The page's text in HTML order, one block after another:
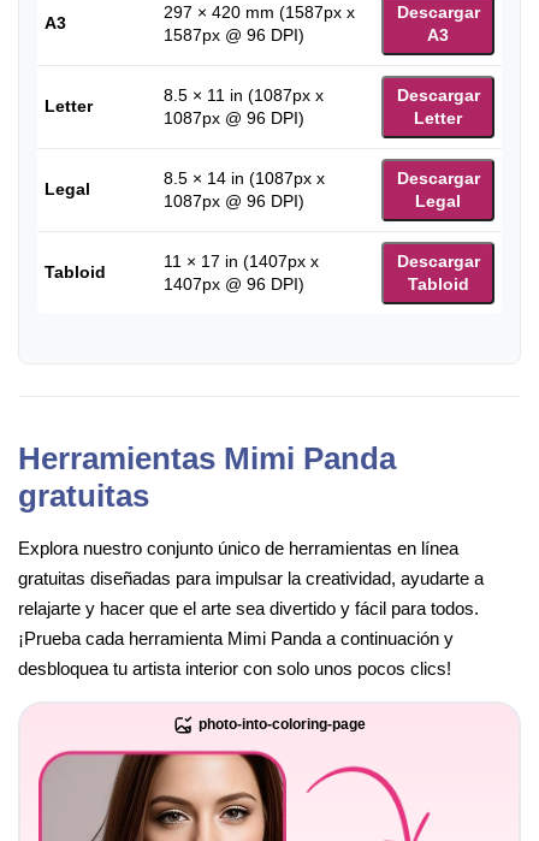
A3
297 × 420 mm (1587px x
1587px @ 96 DPI)
Descargar
A3
Letter
8.5 × 11 in (1087px x
1087px @ 96 DPI)
Descargar
Letter
Legal
8.5 × 14 in (1087px x
1087px @ 96 DPI)
Descargar
Legal
Tabloid
11 × 17 in (1407px x
1407px @ 96 DPI)
Descargar
Tabloid
Herramientas Mimi Panda
gratuitas
Explora nuestro conjunto único de herramientas en línea
gratuitas diseñadas para impulsar la creatividad, ayudarte a
relajarte y hacer que el arte sea divertido y fácil para todos.
¡Prueba cada herramienta Mimi Panda a continuación y
desbloquea tu artista interior con solo unos pocos clics!
photo-into-coloring-page